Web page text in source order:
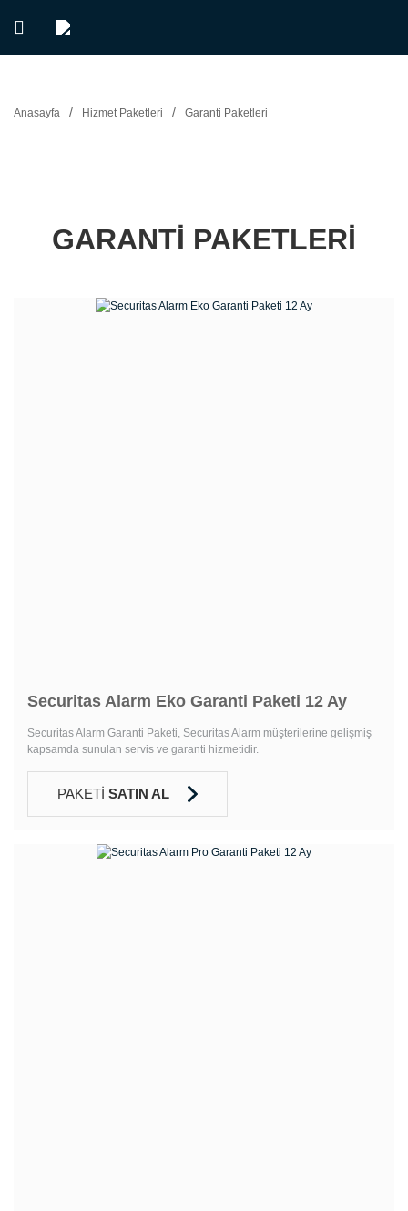
Anasayfa Hizmet Paketleri Garanti Paketleri
GARANTI PAKETLERI
Securitas Alarm Eko Garanti Paketi 12 Ay
Securitas Alarm Garanti Paketi, Securitas Alarm müşterilerine gelişmiş
kapsamda sunulan servis ve garanti hizmetidir.
PAKETİ SATIN AL